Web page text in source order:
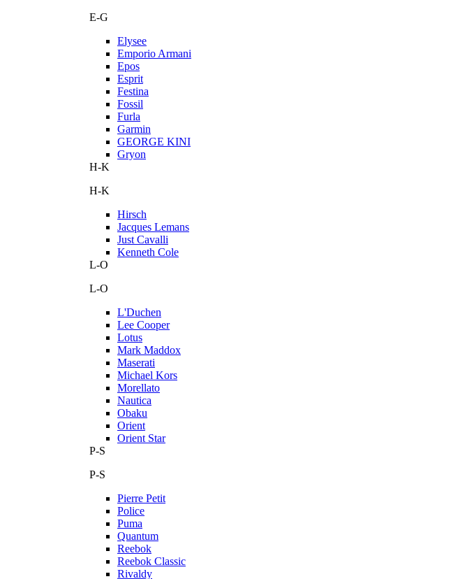
E-G
Elysee
Emporio Armani
Epos
Esprit
Festina
Fossil
Furla
Garmin
GEORGE KINI
Gryon
H-K
H-K
Hirsch
Jacques Lemans
Just Cavalli
Kenneth Cole
L-O
L-O
L'Duchen
Lee Cooper
Lotus
Mark Maddox
Maserati
Michael Kors
Morellato
Nautica
Obaku
Orient
Orient Star
P-S
P-S
Pierre Petit
Police
Puma
Quantum
Reebok
Reebok Classic
Rivaldy